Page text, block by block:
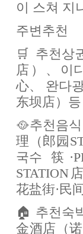
이 스쳐 지
주변추천
🛒 추천상
店）、이
心、 완다
东坝店）등
🥘추천음
理（郎园
국수 筷
STATION
花盐街·民
🏠 추천숙
金酒店（